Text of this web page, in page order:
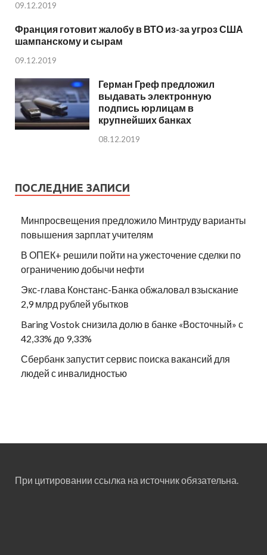
09.12.2019
Франция готовит жалобу в ВТО из-за угроз США
шампанскому и сырам
09.12.2019
Герман Греф предложил
выдавать электронную
подпись юрлицам в
крупнейших банках
08.12.2019
ПОСЛЕДНИЕ ЗАПИСИ
Минпросвещения предложило Минтруду варианты
повышения зарплат учителям
В ОПЕК+ решили пойти на ужесточение сделки по
ограничению добычи нефти
Экс-глава Констанс-Банка обжаловал взыскание
2,9 млрд рублей убытков
Baring Vostok снизила долю в банке «Восточный» с
42,33% до 9,33%
Сбербанк запустит сервис поиска вакансий для
людей с инвалидностью
При цитировании ссылка на источник обязательна.